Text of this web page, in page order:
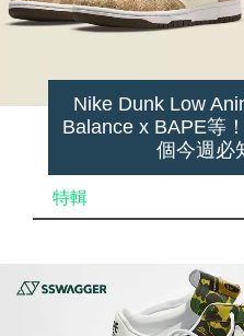
Nike Dunk Low
Balance x BAPE等
個今週必
特輯